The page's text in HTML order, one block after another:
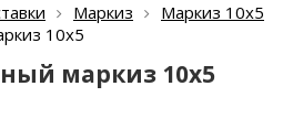
Маркиз
Маркиз 10х5
10х5
маркиз 10х5